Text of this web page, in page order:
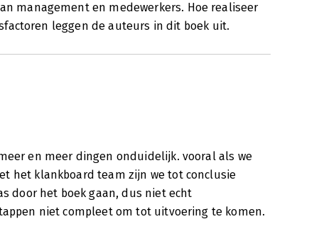
management en medewerkers. Hoe realiseer
leggen de auteurs in dit boek uit.
en meer dingen onduidelijk. vooral als we
het klankboard team zijn we tot conclusie
door het boek gaan, dus niet echt
niet compleet om tot uitvoering te komen.